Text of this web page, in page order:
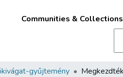
Communities & Collections
gyűjtemény